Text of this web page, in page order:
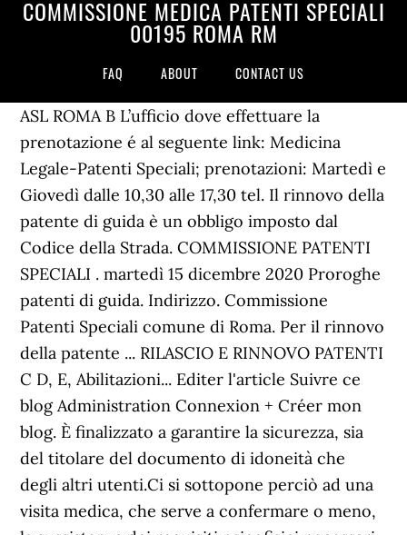
COMMISSIONE MEDICA PATENTI SPECIALI
00195 ROMA RM
FAQ ABOUT CONTACT US
ASL ROMA B L’ufficio dove effettuare la
prenotazione é al seguente link: Medicina
Legale-Patenti Speciali; prenotazioni: Martedì e
Giovedì dalle 10,30 alle 17,30 tel. Il rinnovo della
patente di guida è un obbligo imposto dal
Codice della Strada. COMMISSIONE PATENTI
SPECIALI . martedì 15 dicembre 2020 Proroghe
patenti di guida. Indirizzo. Commissione
Patenti Speciali comune di Roma. Per il rinnovo
della patente ... RILASCIO E RINNOVO PATENTI
C D, E, Abilitazioni... Editer l'article Suivre ce
blog Administration Connexion + Créer mon
blog. È finalizzato a garantire la sicurezza, sia
del titolare del documento di idoneità che
degli altri utenti.Ci si sottopone perciò ad una
visita medica, che serve a confermare o meno,